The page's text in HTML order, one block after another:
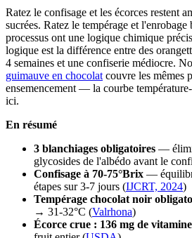
Ratez le confisage et les écorces restent
sucrées. Ratez le tempérage et
processus ont une logique chimique
logique est la différence entre des
4 semaines et une confiserie médiocre.
guimauve en chocolat couvre les mêmes
ensemencement — la courbe
ici.
En résumé
3 blanchiages obligatoires —
glycosides de l'albédo avant le
Confisage à 70-75°Brix —
étapes sur 3-7 jours (IJCRT, 2024)
Tempérage chocolat noir
→ 31-32°C (Valrhona)
Écorce crue : 136 mg de